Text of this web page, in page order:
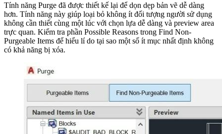
Tính năng Purge đã được thiết kế lại để dọn dẹp bản vẽ dễ dàng
hơn. Tính năng này giúp loại bỏ không ít đối tượng người sử dụng
không cần thiết cùng một lúc với chọn lựa dễ dàng và preview area
trực quan. Kiểm tra phần Possible Reasons trong Find Non-
Purgeable Items để hiểu lí do tại sao một số ít mục nhất định không
có khả năng bị xóa.